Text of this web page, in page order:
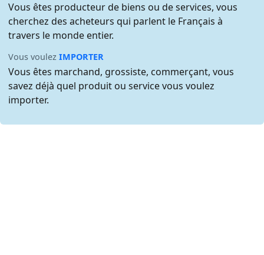
Vous êtes producteur de biens ou de services, vous
cherchez des acheteurs qui parlent le Français à
travers le monde entier.
Vous voulezIMPORTER
Vous êtes marchand, grossiste, commerçant, vous
savez déjà quel produit ou service vous voulez
importer.